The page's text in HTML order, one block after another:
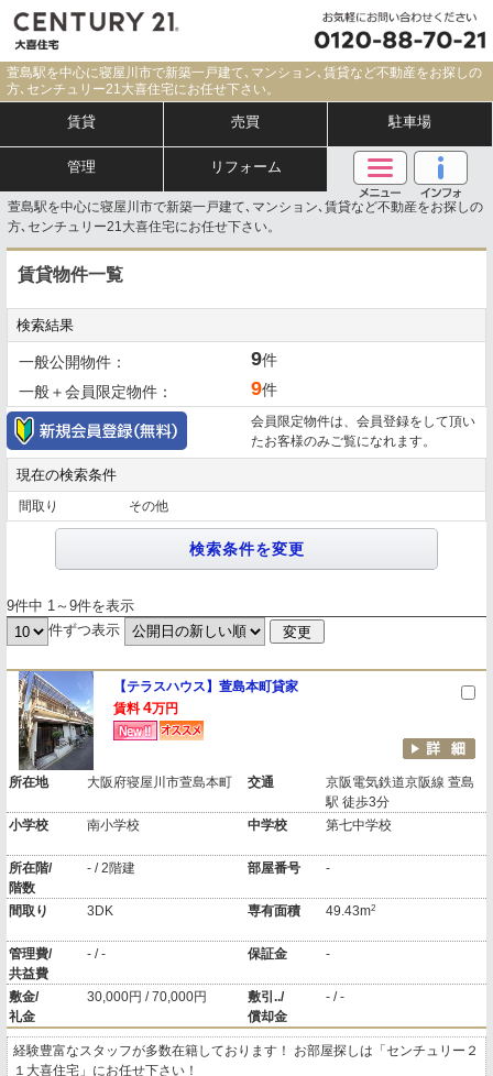
萱島駅を中心に寝屋川市で新築一戸建て､マンション､賃貸など不動産をお探しの
方､センチュリー21大喜住宅にお任せ下さい。
賃貸 売買 駐車場
管理 リフォーム
萱島駅を中心に寝屋川市で新築一戸建て､マンション､賃貸など不動産をお探しの
方､センチュリー21大喜住宅にお任せ下さい。
賃貸物件一覧
検索結果
一般公開物件： 9件
一般＋会員限定物件：
9件
会員限定物件は、会員登録をして頂い
たお客様のみご覧になれます。
現在の検索条件
間取り その他
9件中 1～9件を表示
件ずつ表示
【テラスハウス】萱島本町貸家
賃料 4万円
所在地 大阪府寝屋川市萱島本町 交通
京阪電気鉄道京阪線 萱島
駅 徒歩3分
小学校
南小学校 中学校 第七中学校
所在階/
階数
- / 2階建 部屋番号 -
間取り 3DK 専有面積 49.43m2
管理費/
共益費
- / - 保証金 -
敷金/
礼金
30,000円 / 70,000円
敷引../
償却金
- / -
経験豊富なスタッフが多数在籍しております！ お部屋探しは「センチュリー２
１大喜住宅」にお任せ下さい！